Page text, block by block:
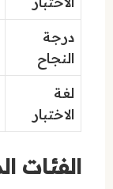
درجة
النجاح
لغة
الاختبار
الفئات